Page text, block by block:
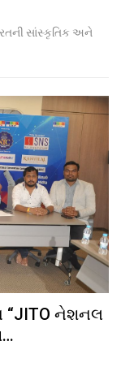
સાંસ્કૃતિક અને
“JITO નેશનલ